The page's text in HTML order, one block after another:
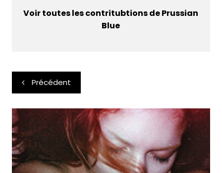
Voir toutes les contritubtions de Prussian
Blue
Navigation
de
l’article
Précédent